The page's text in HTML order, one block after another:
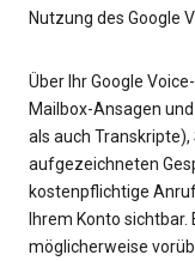
Nutzung des Google
Über Ihr Google
Mailbox-Ansagen
als auch
aufgezeichneten
kostenpflichtige
Ihrem Konto
möglicherweise